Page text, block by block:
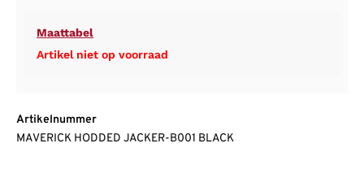
Maattabel
Artikel niet op voorraad
Artikelnummer
MAVERICK HODDED JACKER-B001 BLACK